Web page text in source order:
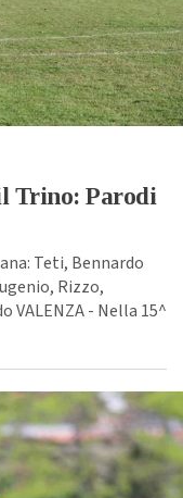
Trino: Parodi
Teti, Bennardo
Rizzo,
VALENZA - Nella 15^